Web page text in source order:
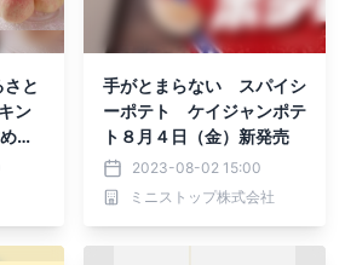
と
ン
返
手がとまらない スパイシ
ーポテト ケイジャンポテ
ト８月４日（金）新発売
2023-08-02 15:00
ミニストップ株式会社